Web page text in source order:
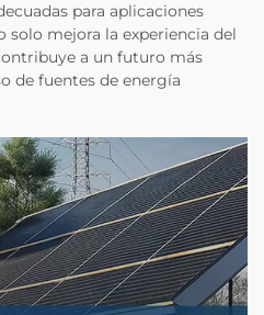
para aplicaciones
solo mejora la experiencia del
a un futuro más
de fuentes de energía